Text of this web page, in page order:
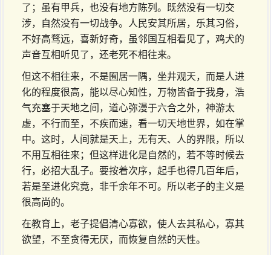
了；虽有甲兵，也没有地方陈列。既然没有一切交
涉，自然没有一切战争。人民安其所居，乐其习俗，
不好高骛远，喜新好奇，虽邻国互相看见了，鸡犬的
声音互相听见了，还老死不相往来。
但这不相往来，不是囿居一隅，坐井观天，而是人进
化的程度很高，能以尽心知性，万物皆备于我身，浩
气充塞于天地之间，道心弥漫于六合之外，神游太
虚，不行而至，不疾而速，看一切天地世界，如在掌
中。这时，人间就是天上，无有天、人的界限，所以
不用互相往来；但这样进化是自然的，若不等时候去
行，必招大乱子。要按着次序，起手也得几百年后，
若是至进化究竟，非千余年不可。所以老子的主义是
很高尚的。
在教育上，老子提倡清心寡欲，使人去其私心，寡其
欲望，不至贪得无厌，而恢复自然的天性。